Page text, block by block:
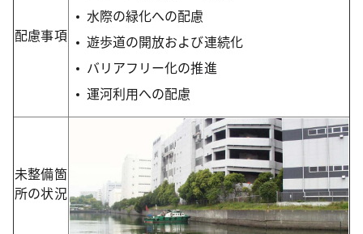
配慮事項
水際の緑化への配慮
遊歩道の開放および連続化
バリアフリー化の推進
運河利用への配慮
未整備箇
所の状況